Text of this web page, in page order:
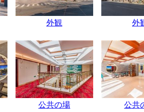
外観 外
公共の場 公共